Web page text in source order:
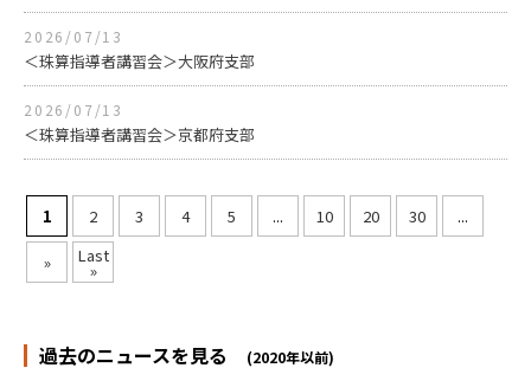
2026/07/13
＜珠算指導者講習会＞大阪府支部
2026/07/13
＜珠算指導者講習会＞京都府支部
1 2 3 4 5 ... 10 20 30 ...
» Last
»
過去のニュースを見る (2020年以前)